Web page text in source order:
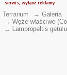
serwis, wyłącz reklamy
Terrarium → Galeria
→ Węże właściwe
→ Lampropeltis